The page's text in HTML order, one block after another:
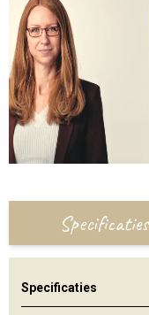
Specificaties
Specificaties